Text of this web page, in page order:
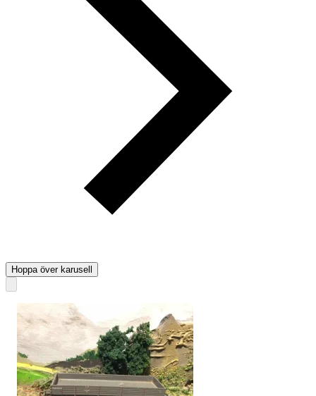
Hoppa över karusell